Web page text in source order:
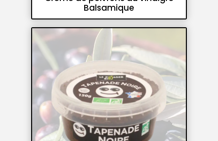
Balsamique
Crèmes de légumes et pesto
Tartinables